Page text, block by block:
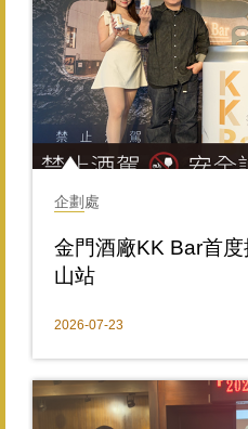
企劃處
金門酒廠KK Bar首
山站
2026-07-23